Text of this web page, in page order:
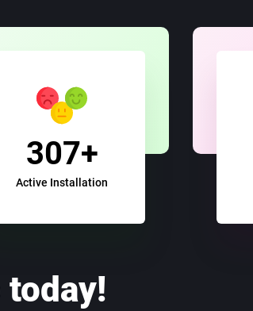
307+
Active Installation
today!